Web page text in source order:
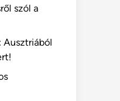
szól a
Ausztriából